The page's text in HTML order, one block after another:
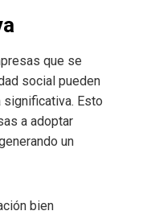
que se
social pueden
significativa. Esto
a adoptar
un
bien